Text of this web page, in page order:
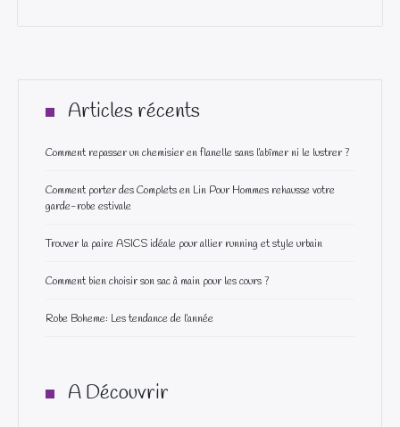
Articles récents
Comment repasser un chemisier en flanelle sans l’abîmer ni le lustrer ?
Comment porter des Complets en Lin Pour Hommes rehausse votre
garde-robe estivale
Trouver la paire ASICS idéale pour allier running et style urbain
Comment bien choisir son sac à main pour les cours ?
Robe Boheme: Les tendance de l’année
A Découvrir